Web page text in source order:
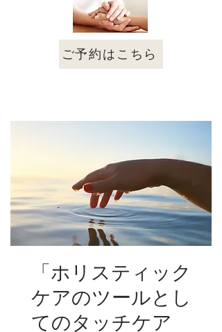
ご予約はこちら
「ホリスティック
ケアのツールとし
てのタッチケア